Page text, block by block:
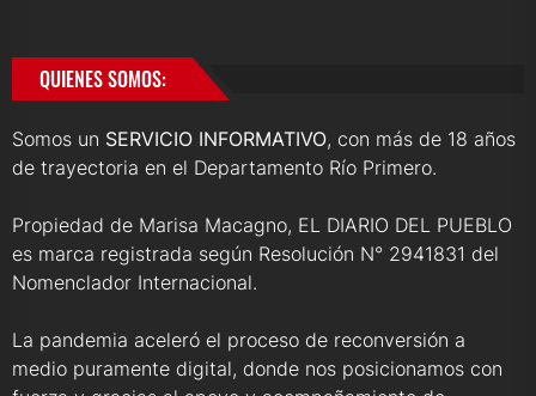
QUIENES SOMOS:
Somos un SERVICIO INFORMATIVO, con más de 18 años
de trayectoria en el Departamento Río Primero.
Propiedad de Marisa Macagno, EL DIARIO DEL PUEBLO
es marca registrada según Resolución N° 2941831 del
Nomenclador Internacional.
La pandemia aceleró el proceso de reconversión a
medio puramente digital, donde nos posicionamos con